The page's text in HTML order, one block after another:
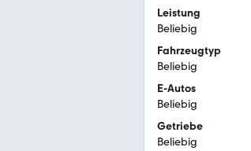
Leistung
Beliebig
Fahrzeugtyp
Beliebig
E-Autos
Beliebig
Getriebe
Beliebig